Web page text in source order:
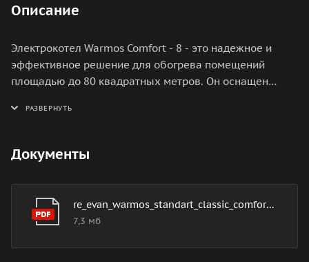
Описание
Электрокотел Warmos Comfort - 8 - это надежное и
эффективное решение для обогрева помещений
площадью до 80 квадратных метров. Он оснащен
позволяет точно регулировать температуру и
компактные размеры и легко устанавливается.
Благодаря использованию качественных материалов
и современных технологий, он безопасен в
эксплуатации и долговечен.
Документы
re_evan_warmos_standart_classic_comfort_dlya_sayta
7,3 мб